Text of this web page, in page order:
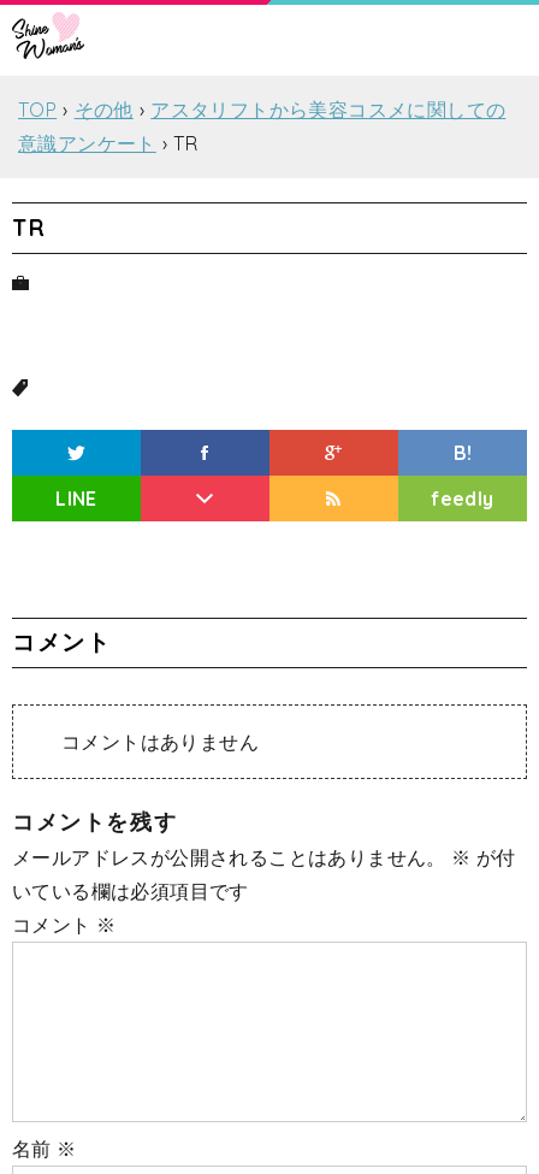
TOP その他
アスタリフトから美容コスメに関しての
意識アンケート
TR
TR
B!
LINE
feedly
コメント
コメントはありません
コメントを残す
メールアドレスが公開されることはありません。 ※ が付
いている欄は必須項目です
コメント ※
名前 ※